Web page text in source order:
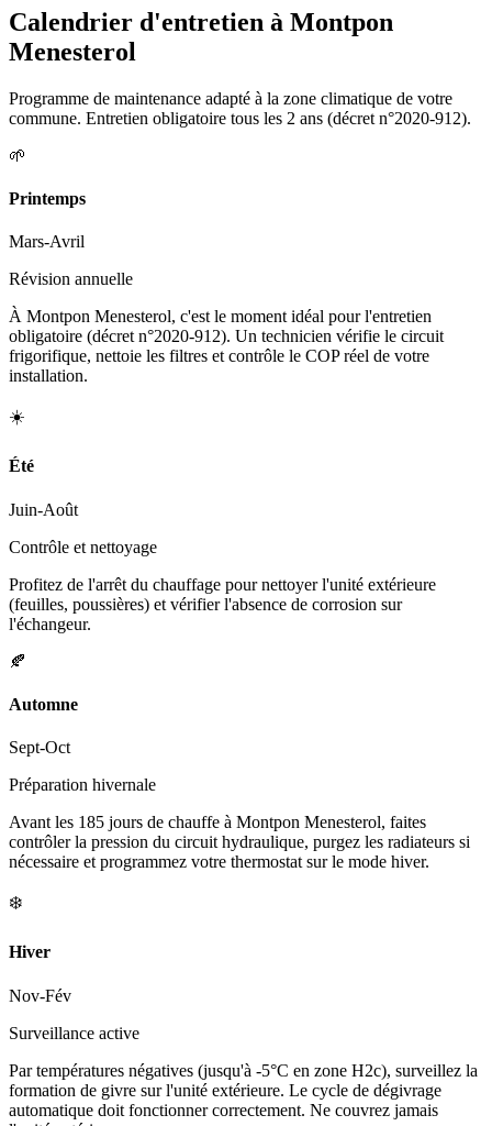
Calendrier d'entretien à Montpon
Menesterol
Programme de maintenance adapté à la zone climatique de votre
commune. Entretien obligatoire tous les 2 ans (décret n°2020-912).
🌱
Printemps
Mars-Avril
Révision annuelle
À Montpon Menesterol, c'est le moment idéal pour l'entretien
obligatoire (décret n°2020-912). Un technicien vérifie le circuit
frigorifique, nettoie les filtres et contrôle le COP réel de votre
installation.
☀️
Été
Juin-Août
Contrôle et nettoyage
Profitez de l'arrêt du chauffage pour nettoyer l'unité extérieure
(feuilles, poussières) et vérifier l'absence de corrosion sur
l'échangeur.
🍂
Automne
Sept-Oct
Préparation hivernale
Avant les 185 jours de chauffe à Montpon Menesterol, faites
contrôler la pression du circuit hydraulique, purgez les radiateurs si
nécessaire et programmez votre thermostat sur le mode hiver.
❄️
Hiver
Nov-Fév
Surveillance active
Par températures négatives (jusqu'à -5°C en zone H2c), surveillez la
formation de givre sur l'unité extérieure. Le cycle de dégivrage
automatique doit fonctionner correctement. Ne couvrez jamais